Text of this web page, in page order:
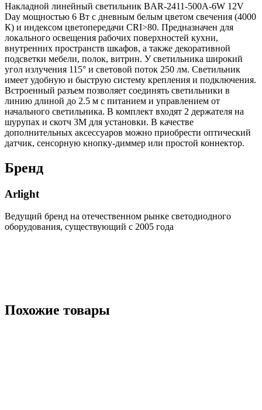
Накладной линейный светильник BAR-2411-500A-6W 12V
Day мощностью 6 Вт с дневным белым цветом свечения (4000
К) и индексом цветопередачи CRI>80. Предназначен для
локального освещения рабочих поверхностей кухни,
внутренних пространств шкафов, а также декоративной
подсветки мебели, полок, витрин. У светильника широкий
угол излучения 115° и световой поток 250 лм. Светильник
имеет удобную и быструю систему крепления и подключения.
Встроенный разъем позволяет соединять светильники в
линию длиной до 2.5 м с питанием и управлением от
начального светильника. В комплект входят 2 держателя на
шурупах и скотч 3М для установки. В качестве
дополнительных аксессуаров можно приобрести оптический
датчик, сенсорную кнопку-диммер или простой коннектор.
Бренд
Arlight
Ведущий бренд на отечественном рынке светодиодного
оборудования, существующий с 2005 года
Похожие товары